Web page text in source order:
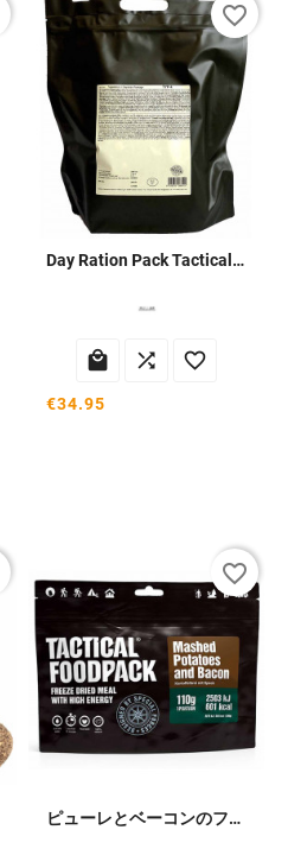
Day Ration Pack Tactical Line 4
  
€34.95
favorite_border
ピューレとベーコンのフリーズドライミール
favorite_border